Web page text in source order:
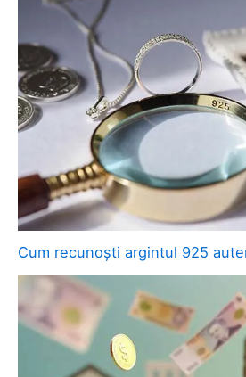
Cum recunoști argintul 925